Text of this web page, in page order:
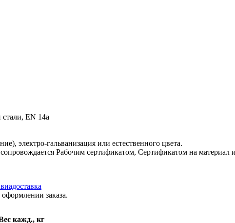
EN 14a
электро-гальванизация или естественного цвета.
Рабочим сертификатом, Сертификатом на материал
заказа.
кажд., кг